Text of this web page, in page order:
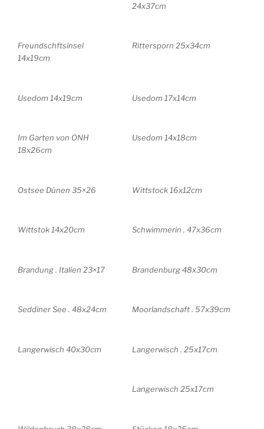
24x37cm
Freundschftsinsel
14x19cm
Rittersporn 25x34cm
Usedom 14x19cm Usedom 17x14cm
Im Garten von ONH
18x26cm
Usedom 14x18cm
Ostsee Dünen 35×26 Wittstock 16x12cm
Wittstok 14x20cm Schwimmerin . 47x36cm
Brandung . Italien 23×17 Brandenburg 48x30cm
Seddiner See . 48x24cm Moorlandschaft . 57x39cm
Langerwisch 40x30cm Langerwisch . 25x17cm
Langerwisch 25x17cm